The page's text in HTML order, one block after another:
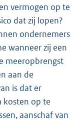
vermogen op te
dat zij lopen?
ondernemers
wanneer zij een
meeropbrengst
aan de
is dat er
kosten op te
aanschaf van